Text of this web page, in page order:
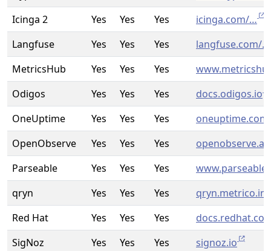
Icinga 2
Yes Yes Yes
icinga.com/…
Langfuse
Yes Yes Yes
langfuse.com/…
MetricsHub
Yes Yes Yes
Odigos
Yes Yes Yes
docs.odigos.io
OneUptime
Yes Yes Yes
OpenObserve
Yes Yes Yes
Parseable
Yes Yes Yes
qryn
Yes Yes Yes
Red Hat
Yes Yes Yes
SigNoz
Yes Yes Yes
signoz.io